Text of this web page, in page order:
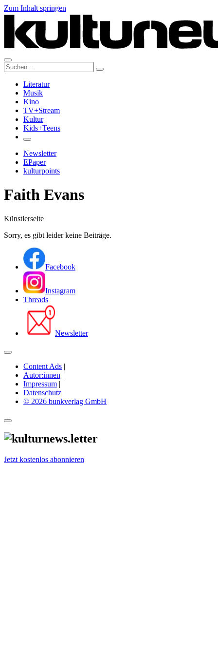
Zum Inhalt springen
Suche:
Literatur
Musik
Kino
TV+Stream
Kultur
Kids+Teens
Newsletter
EPaper
kulturpoints
Faith Evans
Künstlerseite
Sorry, es gibt leider keine Beiträge.
Facebook
Instagram
Threads
Newsletter
Content Ads |
Autor:innen |
Impressum |
Datenschutz |
© 2026 bunkverlag GmbH
Jetzt kostenlos abonnieren